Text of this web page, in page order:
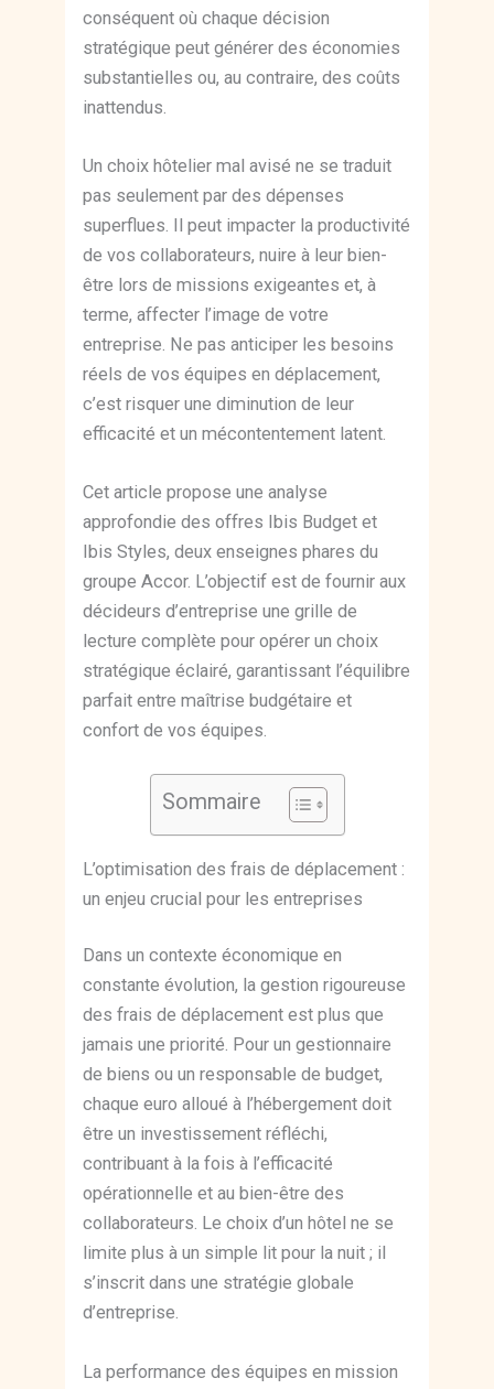
conséquent où chaque décision
stratégique peut générer des économies
substantielles ou, au contraire, des coûts
inattendus.
Un choix hôtelier mal avisé ne se traduit
pas seulement par des dépenses
superflues. Il peut impacter la productivité
de vos collaborateurs, nuire à leur bien-
être lors de missions exigeantes et, à
terme, affecter l’image de votre
entreprise. Ne pas anticiper les besoins
réels de vos équipes en déplacement,
c’est risquer une diminution de leur
efficacité et un mécontentement latent.
Cet article propose une analyse
approfondie des offres Ibis Budget et
Ibis Styles, deux enseignes phares du
groupe Accor. L’objectif est de fournir aux
décideurs d’entreprise une grille de
lecture complète pour opérer un choix
stratégique éclairé, garantissant l’équilibre
parfait entre maîtrise budgétaire et
confort de vos équipes.
Sommaire
L’optimisation des frais de déplacement :
un enjeu crucial pour les entreprises
Dans un contexte économique en
constante évolution, la gestion rigoureuse
des frais de déplacement est plus que
jamais une priorité. Pour un gestionnaire
de biens ou un responsable de budget,
chaque euro alloué à l’hébergement doit
être un investissement réfléchi,
contribuant à la fois à l’efficacité
opérationnelle et au bien-être des
collaborateurs. Le choix d’un hôtel ne se
limite plus à un simple lit pour la nuit ; il
s’inscrit dans une stratégie globale
d’entreprise.
La performance des équipes en mission